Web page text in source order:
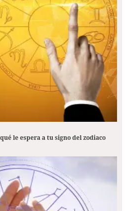
le espera a tu signo del zodiaco